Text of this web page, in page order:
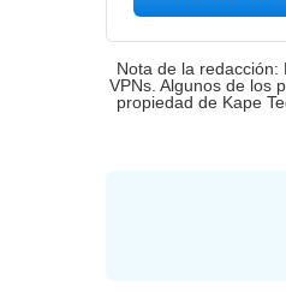
Nota de la
VPNs. Algunos de los
propiedad de Kape